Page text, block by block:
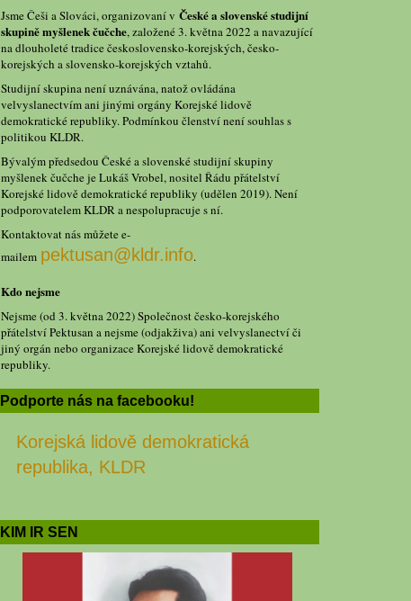
Jsme Češi a Slováci, organizovaní v České a slovenské studijní
skupině myšlenek čučche, založené 3. května 2022 a navazující
na dlouholeté tradice československo-korejských, česko-
korejských a slovensko-korejských vztahů.
Studijní skupina není uznávána, natož ovládána
velvyslanectvím ani jinými orgány Korejské lidově
demokratické republiky. Podmínkou členství není souhlas s
politikou KLDR.
Bývalým předsedou České a slovenské studijní skupiny
myšlenek čučche je Lukáš Vrobel, nositel Řádu přátelství
Korejské lidově demokratické republiky (udělen 2019). Není
podporovatelem KLDR a nespolupracuje s ní.
Kontaktovat nás můžete e-
mailem pektusan@kldr.info.
Kdo nejsme
Nejsme (od 3. května 2022) Společnost česko-korejského
přátelství Pektusan a nejsme (odjakživa) ani velvyslanectví či
jiný orgán nebo organizace Korejské lidově demokratické
republiky.
Podporte nás na facebooku!
Korejská lidově demokratická
republika, KLDR
KIM IR SEN